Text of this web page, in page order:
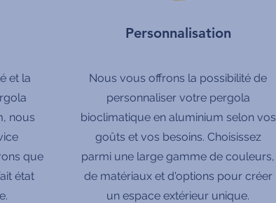
et la
nous
que
état
Personnalisation
Nous vous offrons la possibilité de
personnaliser votre pergola
bioclimatique en aluminium selon vos
goûts et vos besoins. Choisissez
parmi une large gamme de couleurs,
de matériaux et d'options pour créer
un espace extérieur unique.